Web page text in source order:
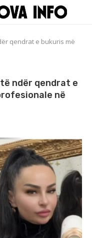
qendrat e bukuris më
ndër qendrat e
në